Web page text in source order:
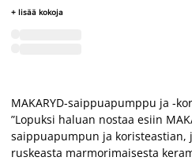
+ lisää kokoja
MAKARYD-saippuapumppu ja -
”Lopuksi haluan nostaa esiin
saippuapumpun ja koristeastian,
ruskeasta marmorimaisesta